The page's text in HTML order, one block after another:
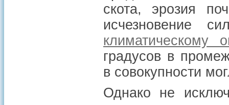
скота, эрозия
исчезновение
климатическому
градусов в
в совокупности
Однако не